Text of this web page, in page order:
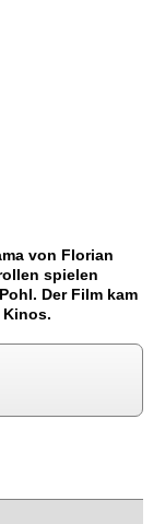
von Florian
spielen
Der Film kam
Kinos.